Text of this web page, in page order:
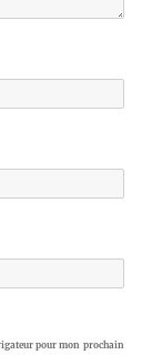
pour mon prochain